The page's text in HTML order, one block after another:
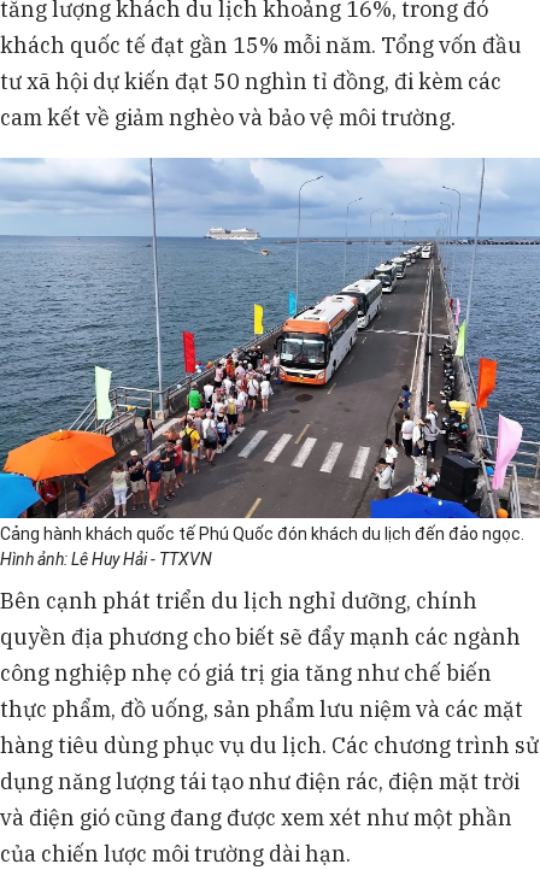
tăng lượng khách du lịch khoảng 16%, trong đó
khách quốc tế đạt gần 15% mỗi năm. Tổng vốn đầu
tư xã hội dự kiến đạt 50 nghìn tỉ đồng, đi kèm các
cam kết về giảm nghèo và bảo vệ môi trường.
Cảng hành khách quốc tế Phú Quốc đón khách du lịch đến đảo ngọc.
Hình ảnh: Lê Huy Hải - TTXVN
Bên cạnh phát triển du lịch nghỉ dưỡng, chính
quyền địa phương cho biết sẽ đẩy mạnh các ngành
công nghiệp nhẹ có giá trị gia tăng như chế biến
thực phẩm, đồ uống, sản phẩm lưu niệm và các mặt
hàng tiêu dùng phục vụ du lịch. Các chương trình sử
dụng năng lượng tái tạo như điện rác, điện mặt trời
và điện gió cũng đang được xem xét như một phần
của chiến lược môi trường dài hạn.